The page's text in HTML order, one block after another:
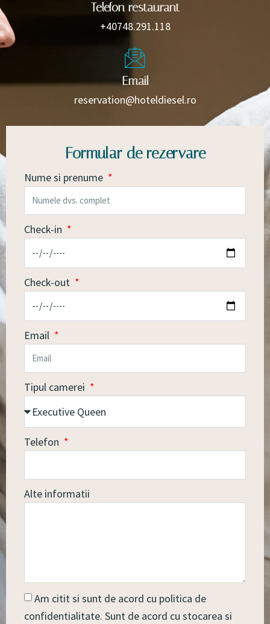
Telefon restaurant
+40748.291.118
Email
reservation@hoteldiesel.ro
Formular de rezervare
Nume si prenume
Check-in
Check-out
Email
Tipul camerei
Telefon
Alte informatii
Am citit si sunt de acord cu politica de
confidentialitate. Sunt de acord cu stocarea si